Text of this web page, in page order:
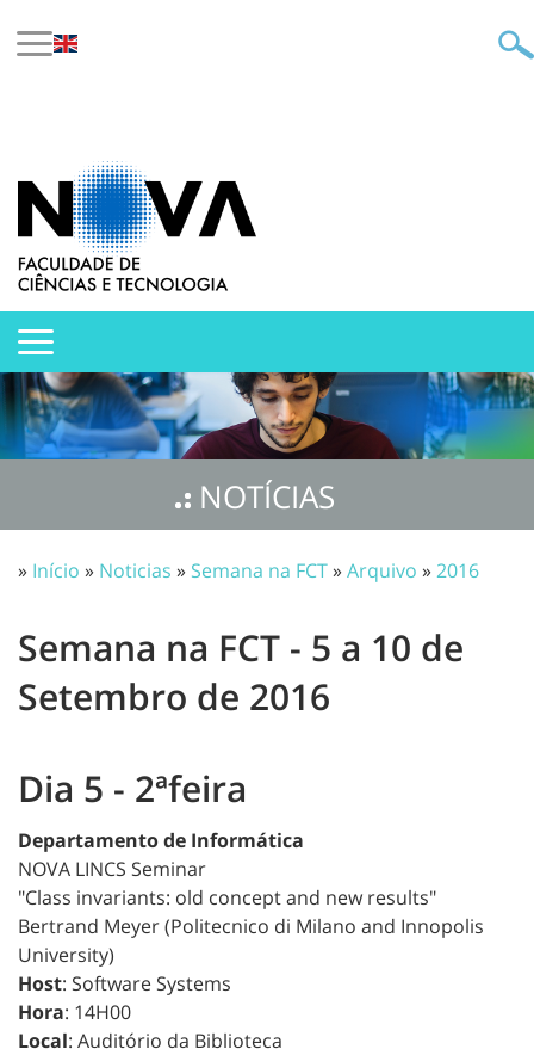
NOTÍCIAS
» Início » Noticias » Semana na FCT»Arquivo »2016
Semana na FCT - 5 a 10 de
Setembro de 2016
Dia 5 - 2ªfeira
Departamento de Informática
NOVA LINCS Seminar
"Class invariants: old concept and new results"
Bertrand Meyer (Politecnico di Milano and Innopolis
University)
Host: Software Systems
Hora: 14H00
Local: Auditório da Biblioteca